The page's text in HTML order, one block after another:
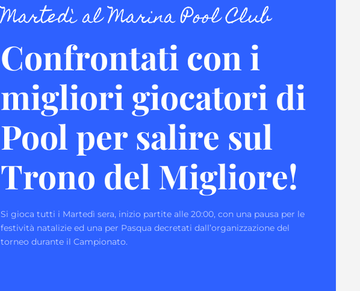
Martedì al Marina Pool Club
Confrontati con i
migliori giocatori di
Pool per salire sul
Trono del Migliore!
Si gioca tutti i Martedì sera, inizio partite alle 20:00, con una pausa per le
festività natalizie ed una per Pasqua decretati dall’organizzazione del
torneo durante il Campionato.